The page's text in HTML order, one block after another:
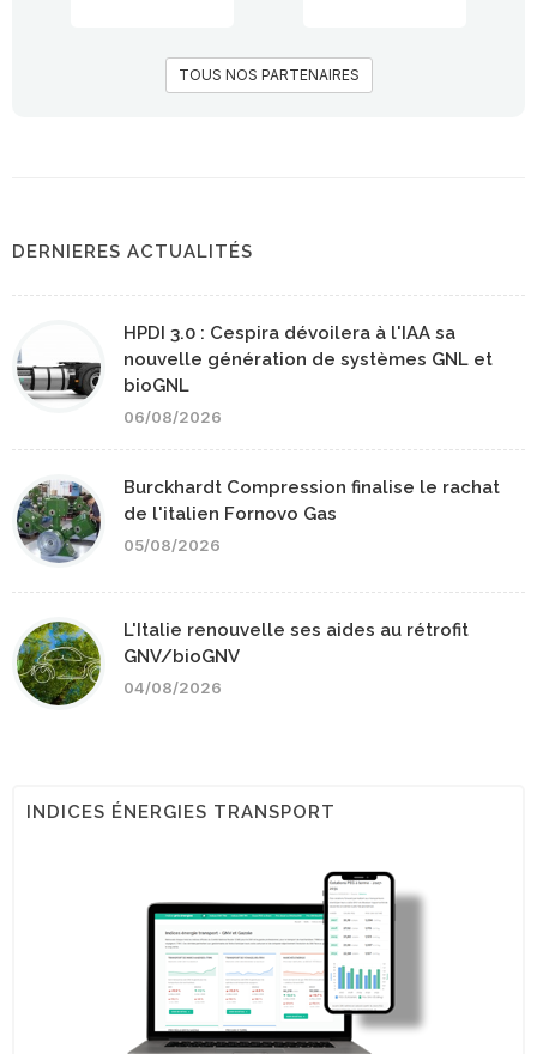
TOUS NOS PARTENAIRES
DERNIERES ACTUALITÉS
HPDI 3.0 : Cespira dévoilera à l'IAA sa
nouvelle génération de systèmes GNL et
bioGNL
06/08/2026
Burckhardt Compression finalise le rachat
de l'italien Fornovo Gas
05/08/2026
L'Italie renouvelle ses aides au rétrofit
GNV/bioGNV
04/08/2026
INDICES ÉNERGIES TRANSPORT